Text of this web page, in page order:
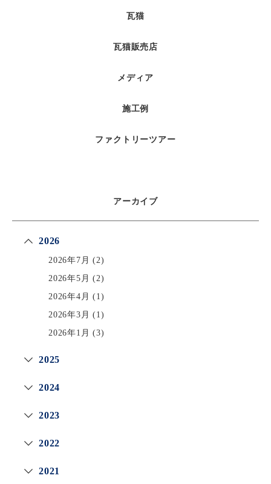
瓦猫
瓦猫販売店
メディア
施工例
ファクトリーツアー
アーカイブ
2026
2026年7月 (2)
2026年5月 (2)
2026年4月 (1)
2026年3月 (1)
2026年1月 (3)
2025
2024
2023
2022
2021